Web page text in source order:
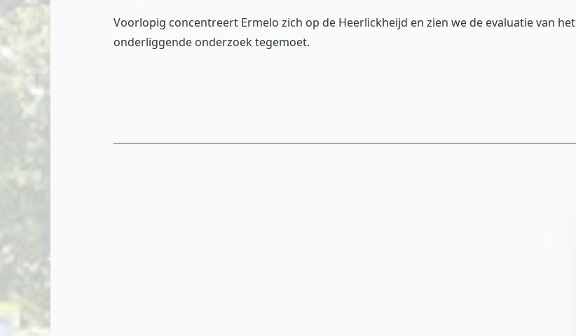
Voorlopig concentreert Ermelo zich op de Heerlickheijd en zien we de evaluatie van het
onderliggende onderzoek tegemoet.